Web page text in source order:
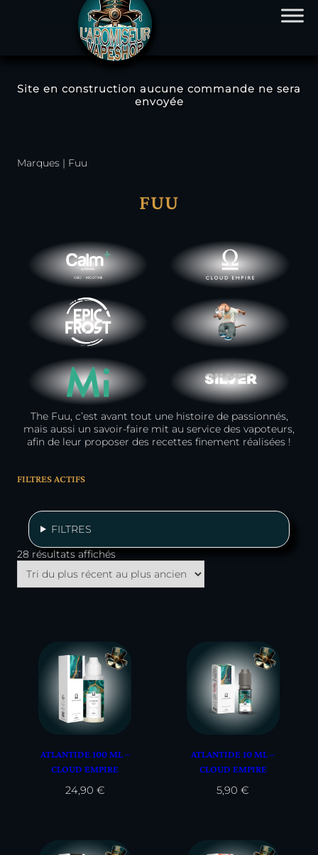
Site en construction aucune commande ne sera
envoyée
Marques | Fuu
FUU
The Fuu, c’est avant tout une histoire de passionnés,
mais aussi un savoir-faire mit au service des vapoteurs,
afin de leur proposer des recettes finement réalisées !
FILTRES ACTIFS
FILTRES
28 résultats affichésTrié
plus
récent
ATLANTIDE 100 ML –
CLOUD EMPIRE
24,90 €
ATLANTIDE 10 ML –
CLOUD EMPIRE
5,90€